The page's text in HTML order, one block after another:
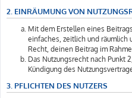
2. EINRÄUMUNG VON
Mit dem Erstellen eines
einfaches, zeitlich und
Recht, deinen Beitrag im
Das Nutzungsrecht nach Punkt
Kündigung des
3. PFLICHTEN DES NUTZERS